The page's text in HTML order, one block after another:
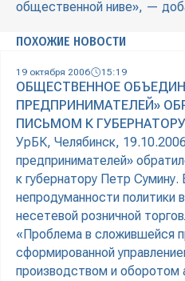
общественной ниве», —
ПОХОЖИЕ НОВОСТИ
19 октября 2006 15:19
ОБЩЕСТВЕННОЕ
ПРЕДПРИНИМАТЕЛЕЙ»
ПИСЬМОМ К
УрБК, Челябинск,
предпринимателей»
к губернатору Петр
непродуманности политики
несетевой розничной
«Проблема в сложившейся
сформированной
производством и оборотом